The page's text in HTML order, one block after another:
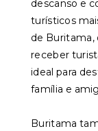
descanso e
turísticos
de Buritama,
receber
ideal para
família e
Buritama